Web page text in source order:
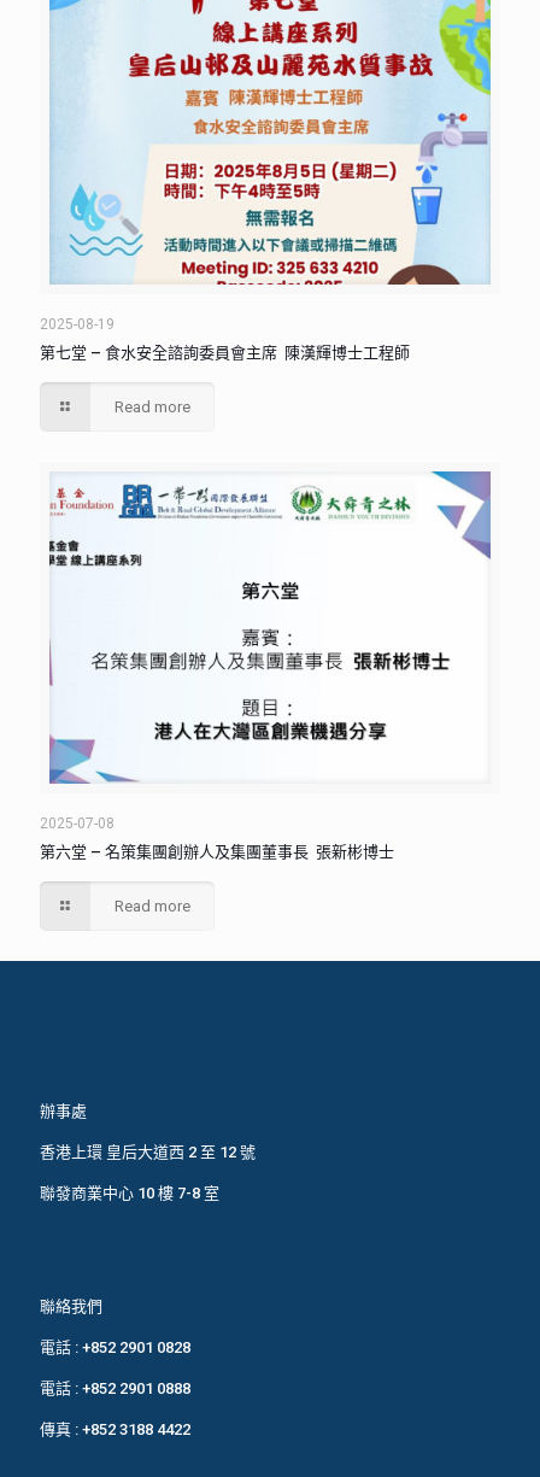
2025-08-19
第七堂 – 食水安全諮詢委員會主席 陳漢輝博士工程師
Read more
2025-07-08
第六堂 – 名策集團創辦人及集團董事長 張新彬博士
Read more
辦事處
香港上環 皇后大道西 2 至 12 號
聯發商業中心 10 樓 7-8 室
聯絡我們
電話 : +852 2901 0828
電話 : +852 2901 0888
傳真 : +852 3188 4422